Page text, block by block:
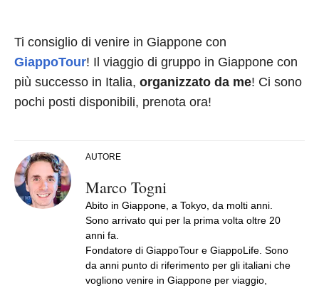
Ti consiglio di venire in Giappone con
GiappoTour! Il viaggio di gruppo in Giappone con
più successo in Italia, organizzato da me! Ci sono
pochi posti disponibili, prenota ora!
AUTORE
Marco Togni
Abito in Giappone, a Tokyo, da molti anni.
Sono arrivato qui per la prima volta oltre 20
anni fa.
Fondatore di GiappoTour e GiappoLife. Sono
da anni punto di riferimento per gli italiani che
vogliono venire in Giappone per viaggio,